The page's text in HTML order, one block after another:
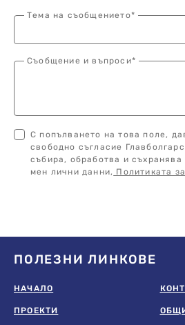
Тема на съобщението*
Съобщение и въпроси*
С попълването на това поле,
свободно съгласие
събира, обработва и
мен лични данни,Политиката
ПОЛЕЗНИ ЛИНКОВЕ
НАЧАЛО
ПРОЕКТИ